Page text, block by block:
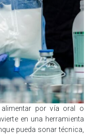
por vía oral o
en una herramienta
pueda sonar técnica,